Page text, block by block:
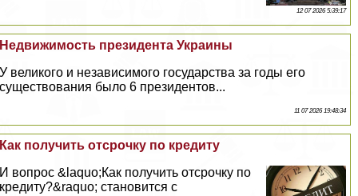
12 07 2026 5:39:17
Недвижимость президента Украины
У великого и независимого государства за годы его
существования было 6 президентов...
11 07 2026 19:48:34
Как получить отсрочку по кредиту
И вопрос &laquo;Как получить отсрочку по
кредиту?&raquo; становится с